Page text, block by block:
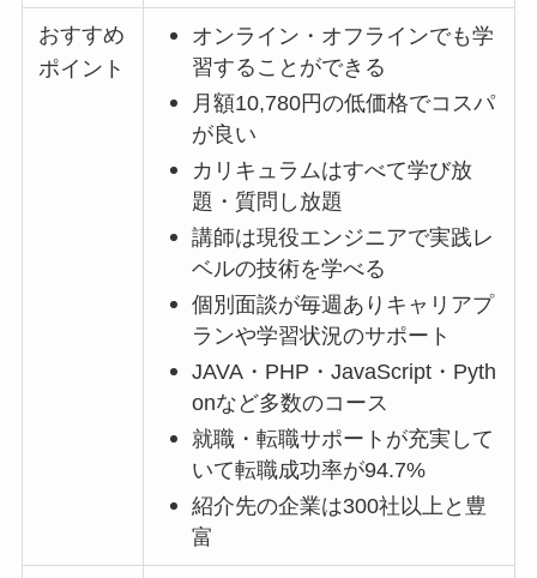
おすすめ
ポイント
オンライン・オフラインでも学
習することができる
月額10,780円の低価格でコスパ
が良い
カリキュラムはすべて学び放
題・質問し放題
講師は現役エンジニアで実践レ
ベルの技術を学べる
個別面談が毎週ありキャリアプ
ランや学習状況のサポート
JAVA・PHP・JavaScript・Pyth
onなど多数のコース
就職・転職サポートが充実して
いて転職成功率が94.7%
紹介先の企業は300社以上と豊
富